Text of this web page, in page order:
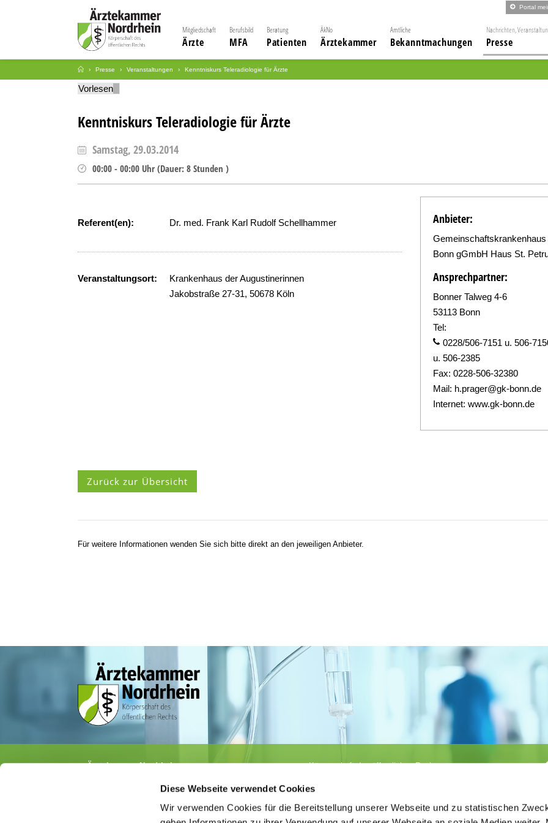
Diese Webseite verwendet Cookies
Wir verwenden Cookies für die Bereitstellung unserer Webseite und zu statistischen
Portal
Mitgliedschaft
Ärzte
Berufsbild
MFA
Beratung
Patienten
ÄkNo
Ärztekammer
Amtliche
Bekanntmachungen
Nachrichten,
Presse
Presse Veranstaltungen Kenntniskurs Teleradiologie für Ärzte
Vorlesen
Kenntniskurs Teleradiologie für Ärzte
Samstag, 29.03.2014
00:00 - 00:00 Uhr (Dauer: 8 Stunden )
Referent(en): Dr. med. Frank Karl Rudolf Schellhammer
Veranstaltungsort:
Krankenhaus der Augustinerinnen
Jakobstraße 27-31, 50678 Köln
Anbieter:
Gemeinschaftskrankenhaus
Bonn gGmbH Haus St.
Ansprechpartner:
Bonner Talweg 4-6
53113 Bonn
Tel:
0228/506-7151 u. 506-
u. 506-2385
Fax: 0228-506-32380
Mail: h.prager@gk-bonn.de
Internet: www.gk-bonn.de
Zurück zur Übersicht
Für weitere Informationen wenden Sie sich bitte direkt an den jeweiligen Anbieter.
Ärztekammer Nordrhein
· Fax 0211 / 4302 2009
aerztekammer@aekno.de
Körperschaft des öffentlichen Rechts